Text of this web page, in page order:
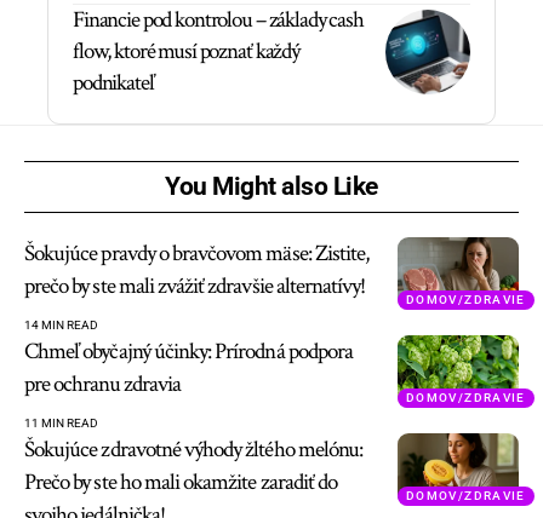
Financie pod kontrolou – základy cash
flow, ktoré musí poznať každý
podnikateľ
You Might also Like
DOMOV/ZDRAVIE
Šokujúce pravdy o bravčovom mäse: Zistite,
prečo by ste mali zvážiť zdravšie alternatívy!
14 MIN READ
DOMOV/ZDRAVIE
Chmeľ obyčajný účinky: Prírodná podpora
pre ochranu zdravia
11 MIN READ
DOMOV/ZDRAVIE
Šokujúce zdravotné výhody žltého melónu:
Prečo by ste ho mali okamžite zaradiť do